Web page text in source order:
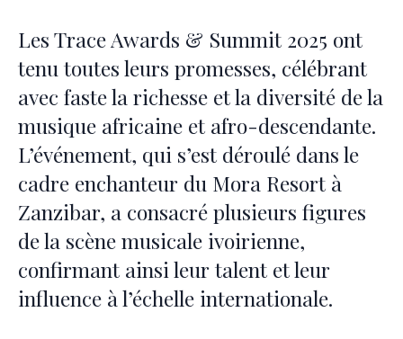
Les Trace Awards & Summit 2025 ont
tenu toutes leurs promesses, célébrant
avec faste la richesse et la diversité de la
musique africaine et afro-descendante.
L’événement, qui s’est déroulé dans le
cadre enchanteur du Mora Resort à
Zanzibar, a consacré plusieurs figures
de la scène musicale ivoirienne,
confirmant ainsi leur talent et leur
influence à l’échelle internationale.